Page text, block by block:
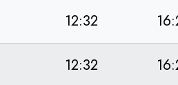
12:32
12:32